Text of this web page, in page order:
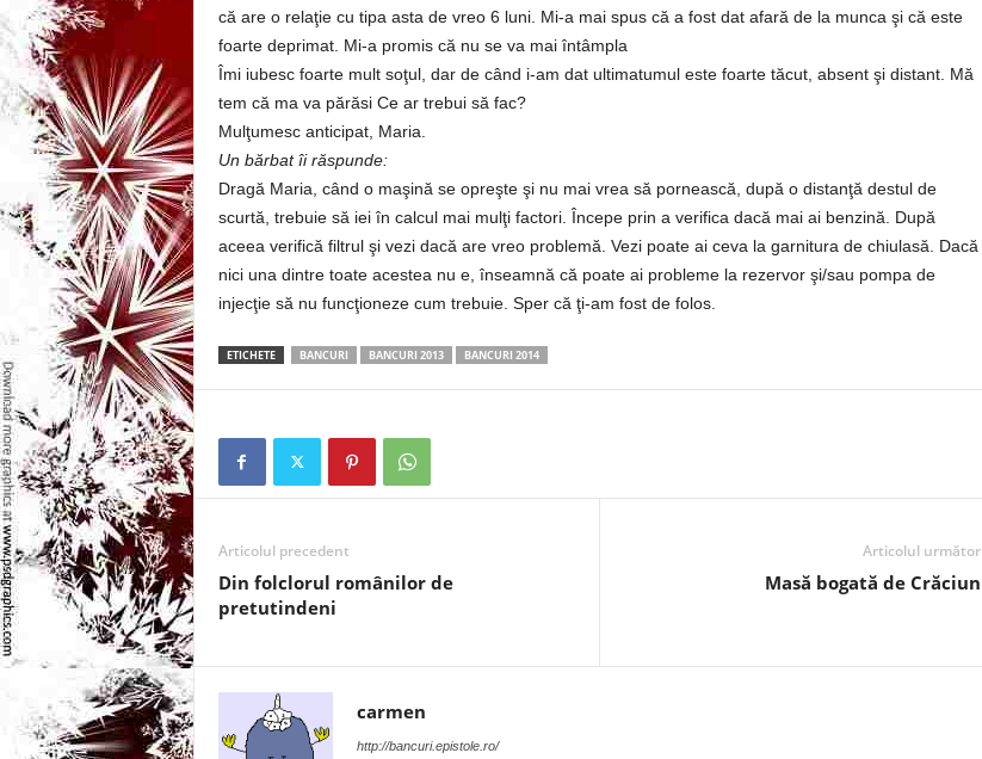
z
i
l
e
e
a
că are o relaţie cu tipa asta de vreo 6 luni. Mi-a mai spus că a fost dat afară de la munca şi că este
foarte deprimat. Mi-a promis că nu se va mai întâmpla
Îmi iubesc foarte mult soţul, dar de când i-am dat ultimatumul este foarte tăcut, absent şi distant. Mă
tem că ma va părăsi Ce ar trebui să fac?
Mulţumesc anticipat, Maria.
Un bărbat îi răspunde:
Dragă Maria, când o maşină se opreşte şi nu mai vrea să pornească, după o distanţă destul de
scurtă, trebuie să iei în calcul mai mulţi factori. Începe prin a verifica dacă mai ai benzină. După
aceea verifică filtrul şi vezi dacă are vreo problemă. Vezi poate ai ceva la garnitura de chiulasă. Dacă
nici una dintre toate acestea nu e, înseamnă că poate ai probleme la rezervor şi/sau pompa de
injecţie să nu funcţioneze cum trebuie. Sper că ţi-am fost de folos.
ETICHETE BANCURI BANCURI 2013 BANCURI 2014
Articolul precedent
Din folclorul românilor de
pretutindeni
Articolul următor
Masă bogată de Crăciun
carmen
http://bancuri.epistole.ro/